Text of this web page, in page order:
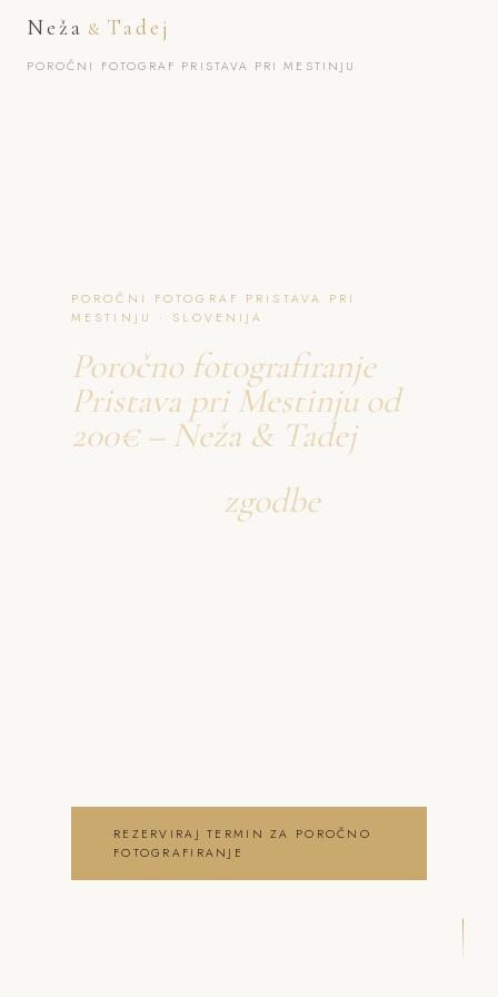
Neža & Tadej
POROČNI FOTOGRAF PRISTAVA PRI MESTINJU
POROČNI FOTOGRAF PRISTAVA PRI
MESTINJU · SLOVENIJA
Poročno fotografiranje
Pristava pri Mestinju od
200€ – Neža & Tadej
zgodbe
o poročno fotografiranje
REZERVIRAJ TERMIN ZA POROČNO
FOTOGRAFIRANJE